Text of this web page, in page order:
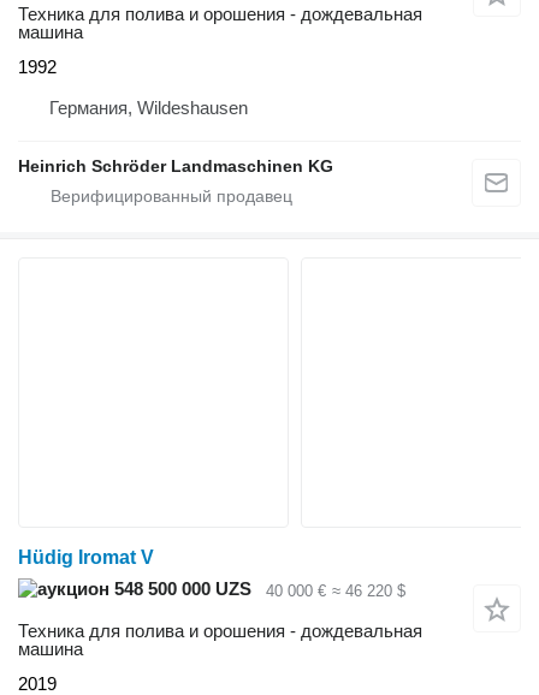
Техника для полива и орошения - дождевальная
машина
1992
Германия, Wildeshausen
Heinrich Schröder Landmaschinen KG
Hüdig Iromat V
548 500 000 UZS
40 000 € ≈ 46 220 $
Техника для полива и орошения - дождевальная
машина
2019